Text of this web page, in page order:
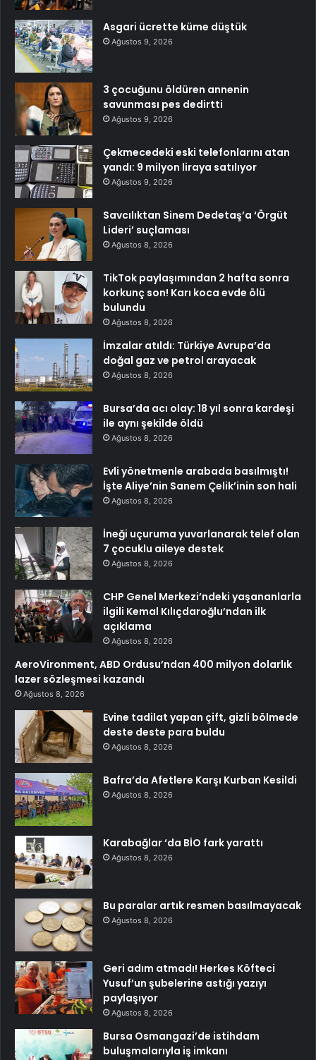
Asgari ücrette küme düştük
Ağustos 9, 2026
3 çocuğunu öldüren annenin
savunması pes dedirtti
Ağustos 9, 2026
Çekmecedeki eski telefonlarını atan
yandı: 9 milyon liraya satılıyor
Ağustos 9, 2026
Savcılıktan Sinem Dedetaş’a ‘Örgüt
Lideri’ suçlaması
Ağustos 8, 2026
TikTok paylaşımından 2 hafta sonra
korkunç son! Karı koca evde ölü
bulundu
Ağustos 8, 2026
İmzalar atıldı: Türkiye Avrupa’da
doğal gaz ve petrol arayacak
Ağustos 8, 2026
Bursa’da acı olay: 18 yıl sonra kardeşi
ile aynı şekilde öldü
Ağustos 8, 2026
Evli yönetmenle arabada basılmıştı!
İşte Aliye’nin Sanem Çelik’inin son hali
Ağustos 8, 2026
İneği uçuruma yuvarlanarak telef olan
7 çocuklu aileye destek
Ağustos 8, 2026
CHP Genel Merkezi’ndeki yaşananlarla
ilgili Kemal Kılıçdaroğlu’ndan ilk
açıklama
Ağustos 8, 2026
AeroVironment, ABD Ordusu’ndan 400 milyon dolarlık
lazer sözleşmesi kazandı
Ağustos 8, 2026
Evine tadilat yapan çift, gizli bölmede
deste deste para buldu
Ağustos 8, 2026
Bafra’da Afetlere Karşı Kurban Kesildi
Ağustos 8, 2026
Karabağlar ‘da BİO fark yarattı
Ağustos 8, 2026
Bu paralar artık resmen basılmayacak
Ağustos 8, 2026
Geri adım atmadı! Herkes Köfteci
Yusuf’un şubelerine astığı yazıyı
paylaşıyor
Ağustos 8, 2026
Bursa Osmangazi’de istihdam
buluşmalarıyla iş imkanı